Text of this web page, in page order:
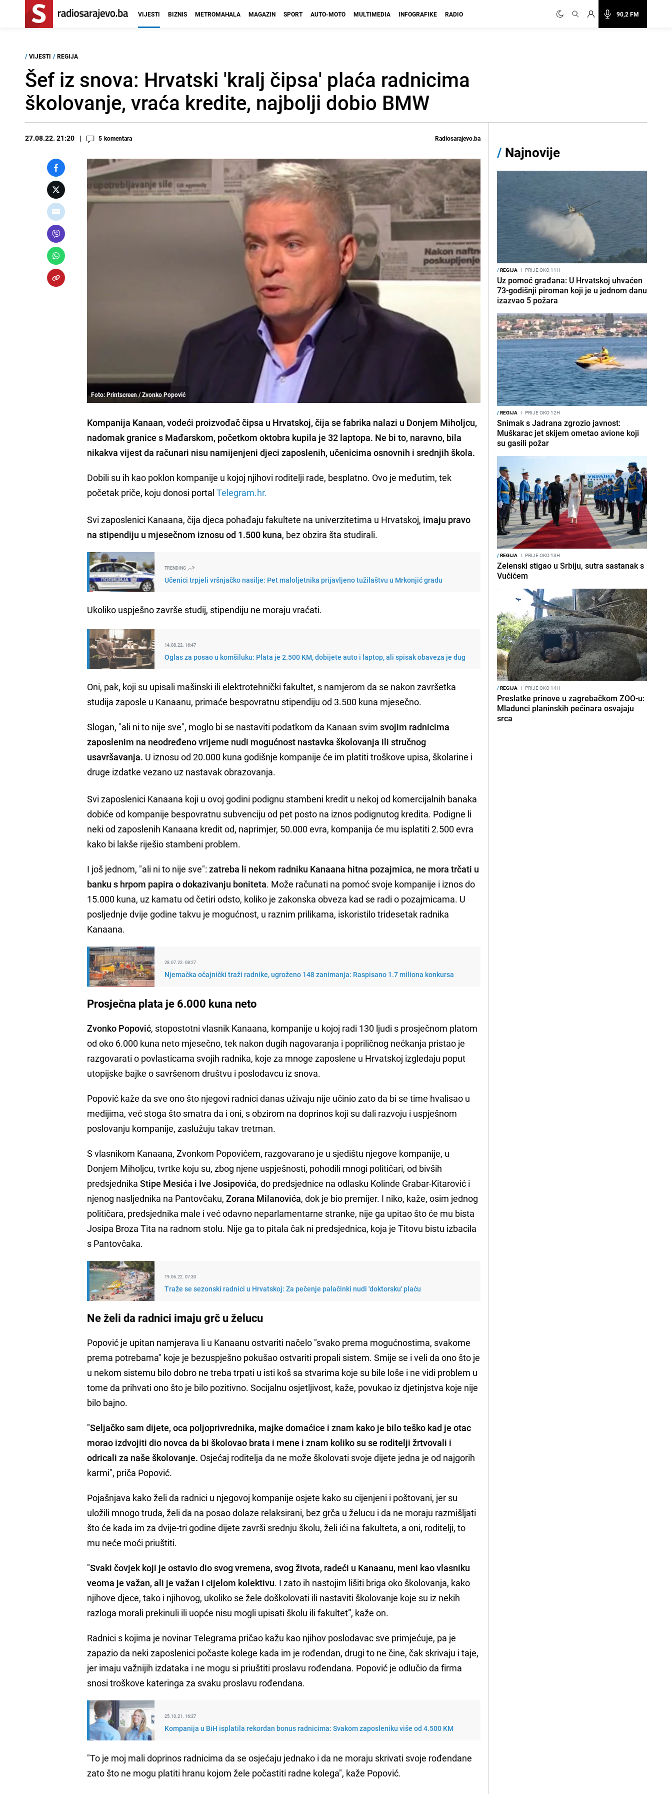
90,2 FM
VIJESTI BIZNIS METROMAHALA MAGAZIN SPORT AUTO-MOTO MULTIMEDIA INFOGRAFIKE RADIO
/ VIJESTI / REGIJA
Šef iz snova: Hrvatski 'kralj čipsa' plaća radnicima
školovanje, vraća kredite, najbolji dobio BMW
27.08.22. 21:20 5 komentara Radiosarajevo.ba
Foto: Printscreen / Zvonko Popović
Kompanija Kanaan, vodeći proizvođač čipsa u Hrvatskoj, čija se fabrika nalazi u Donjem Miholjcu,
nadomak granice s Mađarskom, početkom oktobra kupila je 32 laptopa. Ne bi to, naravno, bila
nikakva vijest da računari nisu namijenjeni djeci zaposlenih, učenicima osnovnih i srednjih škola.
Dobili su ih kao poklon kompanije u kojoj njihovi roditelji rade, besplatno. Ovo je međutim, tek
početak priče, koju donosi portalTelegram.hr.
Svi zaposlenici Kanaana, čija djeca pohađaju fakultete na univerzitetima u Hrvatskoj, imaju pravo
na stipendiju u mjesečnom iznosu od 1.500 kuna, bez obzira šta studirali.
TRENDING
Učenici trpjeli vršnjačko nasilje: Pet maloljetnika prijavljeno tužilaštvu u Mrkonjić gradu
Ukoliko uspješno završe studij, stipendiju ne moraju vraćati.
14.08.22. 16:47
Oglas za posao u komšiluku: Plata je 2.500 KM, dobijete auto i laptop, ali spisak obaveza je dug
Oni, pak, koji su upisali mašinski ili elektrotehnički fakultet, s namjerom da se nakon završetka
studija zaposle u Kanaanu, primaće bespovratnu stipendiju od 3.500 kuna mjesečno.
Slogan, "ali ni to nije sve", moglo bi se nastaviti podatkom da Kanaan svim svojim radnicima
zaposlenim na neodređeno vrijeme nudi mogućnost nastavka školovanja ili stručnog
usavršavanja. U iznosu od 20.000 kuna godišnje kompanije će im platiti troškove upisa, školarine i
druge izdatke vezano uz nastavak obrazovanja.
Svi zaposlenici Kanaana koji u ovoj godini podignu stambeni kredit u nekoj od komercijalnih banaka
dobiće od kompanije bespovratnu subvenciju od pet posto na iznos podignutog kredita. Podigne li
neki od zaposlenih Kanaana kredit od, naprimjer, 50.000 evra, kompanija će mu isplatiti 2.500 evra
kako bi lakše riješio stambeni problem.
I još jednom, "ali ni to nije sve":zatreba li nekom radniku Kanaana hitna pozajmica, ne mora trčati u
banku s hrpom papira o dokazivanju boniteta. Može računati na pomoć svoje kompanije i iznos do
15.000 kuna, uz kamatu od četiri odsto, koliko je zakonska obveza kad se radi o pozajmicama. U
posljednje dvije godine takvu je mogućnost, u raznim prilikama, iskoristilo tridesetak radnika
Kanaana.
28.07.22. 08:27
Njemačka očajnički traži radnike, ugroženo 148 zanimanja: Raspisano 1.7 miliona konkursa
Prosječna plata je 6.000 kuna neto
Zvonko Popović, stopostotni vlasnik Kanaana, kompanije u kojoj radi 130 ljudi s prosječnom platom
od oko 6.000 kuna neto mjesečno, tek nakon dugih nagovaranja i popriličnog nećkanja pristao je
razgovarati o povlasticama svojih radnika, koje za mnoge zaposlene u Hrvatskoj izgledaju poput
utopijske bajke o savršenom društvu i poslodavcu iz snova.
Popović kaže da sve ono što njegovi radnici danas uživaju nije učinio zato da bi se time hvalisao u
medijima, već stoga što smatra da i oni, s obzirom na doprinos koji su dali razvoju i uspješnom
poslovanju kompanije, zaslužuju takav tretman.
S vlasnikom Kanaana, Zvonkom Popovićem, razgovarano je u sjedištu njegove kompanije, u
Donjem Miholjcu, tvrtke koju su, zbog njene uspješnosti, pohodili mnogi političari, od bivših
predsjednikaStipe Mesića i Ive Josipovića, do predsjednice na odlasku Kolinde Grabar-Kitarović i
njenog nasljednika na Pantovčaku,Zorana Milanovića, dok je bio premijer. I niko, kaže, osim jednog
političara, predsjednika male i već odavno neparlamentarne stranke, nije ga upitao što će mu bista
Josipa Broza Tita na radnom stolu. Nije ga to pitala čak ni predsjednica, koja je Titovu bistu izbacila
s Pantovčaka.
19.06.22. 07:30
Traže se sezonski radnici u Hrvatskoj: Za pečenje palačinki nudi 'doktorsku' plaću
Ne želi da radnici imaju grč u želucu
Popović je upitan namjerava li u Kanaanu ostvariti načelo "svako prema mogućnostima, svakome
prema potrebama" koje je bezuspješno pokušao ostvariti propali sistem. Smije se i veli da ono što je
u nekom sistemu bilo dobro ne treba trpati u isti koš sa stvarima koje su bile loše i ne vidi problem u
tome da prihvati ono što je bilo pozitivno. Socijalnu osjetljivost, kaže, povukao iz djetinjstva koje nije
bilo bajno.
"Seljačko sam dijete, oca poljoprivrednika, majke domaćice i znam kako je bilo teško kad je otac
morao izdvojiti dio novca da bi školovao brata i mene i znam koliko su se roditelji žrtvovali i
odricali za naše školovanje. Osjećaj roditelja da ne može školovati svoje dijete jedna je od najgorih
karmi", priča Popović.
Pojašnjava kako želi da radnici u njegovoj kompanije osjete kako su cijenjeni i poštovani, jer su
uložili mnogo truda, želi da na posao dolaze relaksirani, bez grča u želucu i da ne moraju razmišljati
što će kada im za dvije-tri godine dijete završi srednju školu, želi ići na fakulteta, a oni, roditelji, to
mu neće moći priuštiti.
"Svaki čovjek koji je ostavio dio svog vremena, svog života, radeći u Kanaanu, meni kao vlasniku
veoma je važan, ali je važan i cijelom kolektivu. I zato ih nastojim lišiti briga oko školovanja, kako
njihove djece, tako i njihovog, ukoliko se žele doškolovati ili nastaviti školovanje koje su iz nekih
razloga morali prekinuli ili uopće nisu mogli upisati školu ili fakultet”, kaže on.
Radnici s kojima je novinar Telegrama pričao kažu kao njihov poslodavac sve primjećuje, pa je
zapazio da neki zaposlenici počaste kolege kada im je rođendan, drugi to ne čine, čak skrivaju i taje,
jer imaju važnijih izdataka i ne mogu si priuštiti proslavu rođendana. Popović je odlučio da firma
snosi troškove kateringa za svaku proslavu rođendana.
25.10.21. 16:27
Kompanija u BiH isplatila rekordan bonus radnicima: Svakom zaposleniku više od 4.500 KM
"To je moj mali doprinos radnicima da se osjećaju jednako i da ne moraju skrivati svoje rođendane
zato što ne mogu platiti hranu kojom žele počastiti radne kolega", kaže Popović.
/ Najnovije
/REGIJA I PRIJE OKO 11H
Uz pomoć građana: U Hrvatskoj uhvaćen
73-godišnji piroman koji je u jednom danu
izazvao 5 požara
/REGIJA I PRIJE OKO 12H
Snimak s Jadrana zgrozio javnost:
Muškarac jet skijem ometao avione koji
su gasili požar
/REGIJA I PRIJE OKO 13H
Zelenski stigao u Srbiju, sutra sastanak s
Vučićem
/REGIJA I PRIJE OKO 14H
Preslatke prinove u zagrebačkom ZOO-u:
Mladunci planinskih pećinara osvajaju
srca